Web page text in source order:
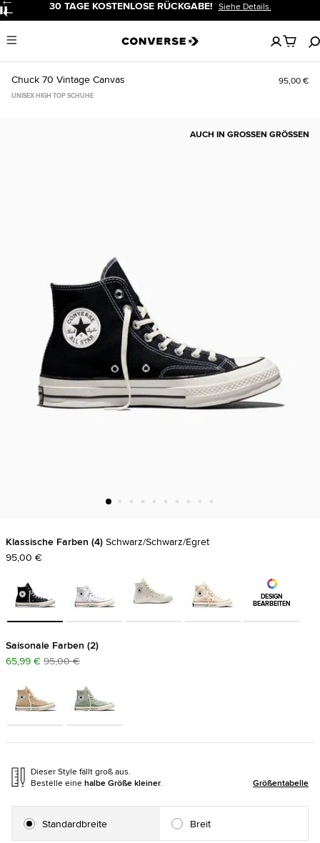
Pause 30 TAGE KOSTENLOSE RÜCKGABE! Siehe Details.
Menu
Keine
artikel
in
Chuck 70 Vintage Canvas 95,00 €
UNISEX HIGH TOP SCHUHE
AUCH IN GROSSEN GRÖSSEN
Klassische Farben 4 Schwarz/Schwarz/Egret
95,00 €
DESIGN
BEARBEITEN
Saisonale Farben 2
65,99 € 95,00 €
Dieser Style fällt groß aus.
Bestelle einehalbe Größe kleiner. Größentabelle
Standardbreite Breit